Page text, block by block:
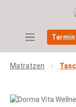
Zum Hauptinhalt
Matratzen
Bildergalerie